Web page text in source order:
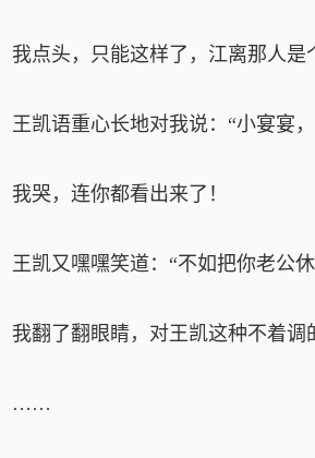
我点头，只能这样了，江离那人是
王凯语重心长地对我说：“小宴宴，
我哭，连你都看出来了！
王凯又嘿嘿笑道：“不如把你老公
我翻了翻眼睛，对王凯这种不着调
……